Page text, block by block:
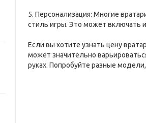
5. Персонализация: Многие
стиль игры. Это может включать
Если вы хотите узнать цену
может значительно
руках. Попробуйте разные